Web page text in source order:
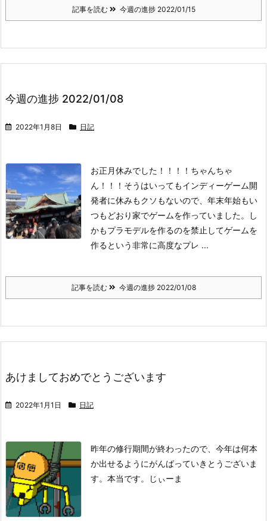
記事を読む 今週の進捗 2022/01/15
今週の進捗 2022/01/08
2022年1月8日 日記
お正月休みでした！！！！ちゃんちゃ
ん！！！ そうはいってもインディーゲーム開
発者に休みもクソもないので、年末年始もい
つもどおり家でゲームを作っていました。し
かもプラモデルを作るのを禁止してゲームを
作るという非常に高度なプレ ...
記事を読む 今週の進捗 2022/01/08
あけましておめでとうございます
2022年1月1日 日記
昨年の修行期間が終わったので、今年は何本
か出せるようにがんばっていきとうございま
す。 本当です。 じぃーま